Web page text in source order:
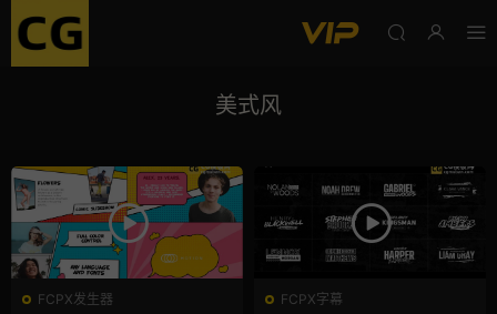
美式风
FCPX发生器
FCPX字幕